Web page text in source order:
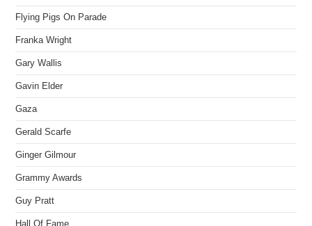
Flying Pigs On Parade
Franka Wright
Gary Wallis
Gavin Elder
Gaza
Gerald Scarfe
Ginger Gilmour
Grammy Awards
Guy Pratt
Hall Of Fame